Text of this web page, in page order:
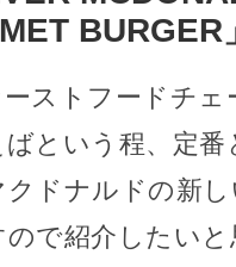
BURGER
ストフードチ
という程、定
ドナルドの新
で紹介したい